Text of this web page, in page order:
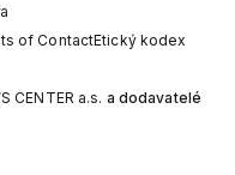
of ContactEtický kodex
CENTER a.s. a dodavatelé